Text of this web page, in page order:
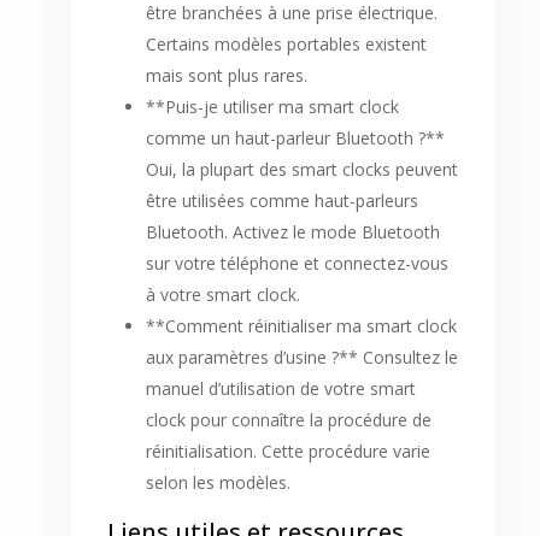
être branchées à une prise électrique.
Certains modèles portables existent
mais sont plus rares.
**Puis-je utiliser ma smart clock
comme un haut-parleur Bluetooth ?**
Oui, la plupart des smart clocks peuvent
être utilisées comme haut-parleurs
Bluetooth. Activez le mode Bluetooth
sur votre téléphone et connectez-vous
à votre smart clock.
**Comment réinitialiser ma smart clock
aux paramètres d’usine ?** Consultez le
manuel d’utilisation de votre smart
clock pour connaître la procédure de
réinitialisation. Cette procédure varie
selon les modèles.